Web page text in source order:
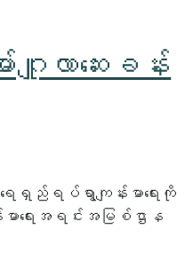
ျူလာဆေးခန်း
ရေရှည်ရပ်ရွာကျန်းမာရေးကို
မာရေးအရင်းအမြစ်ဌာန